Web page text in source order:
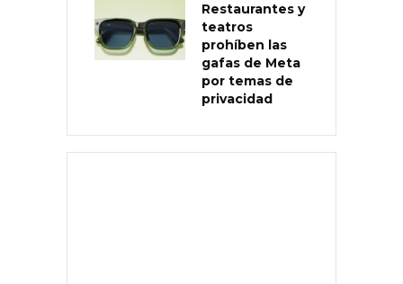
Restaurantes y
teatros
prohíben las
gafas de Meta
por temas de
privacidad